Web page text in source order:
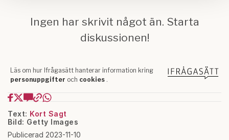
kan du göra dethär .
Text: Kort Sagt
Bild: Getty Images
Publicerad 2023-11-10